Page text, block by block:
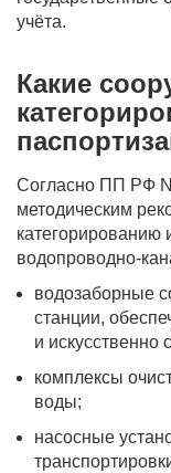
учёта.
Какие
Согласно ПП РФ
методическим
водопроводно-
водозаборные
станции,
и искусственно
комплексы
воды;
насосные